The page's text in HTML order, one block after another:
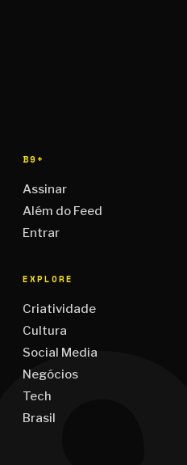
B9+
Assinar
Além do Feed
Entrar
EXPLORE
Criatividade
Cultura
Social Media
Negócios
Tech
Brasil